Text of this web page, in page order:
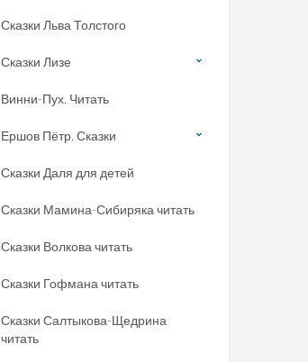
Сказки Льва Толстого
Сказки Лизе
Винни-Пух. Читать
Ершов Пётр. Сказки
Сказки Даля для детей
Сказки Мамина-Сибиряка читать
Сказки Волкова читать
Сказки Гофмана читать
Сказки Салтыкова-Щедрина
читать